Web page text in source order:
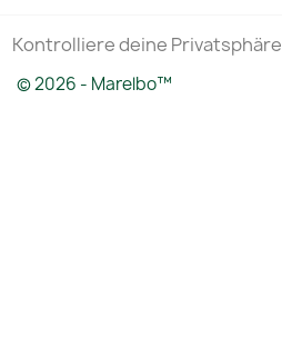
Kontrolliere deine Privatsphäre
© 2026 - Marelbo™